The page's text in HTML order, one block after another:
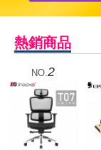
熱銷商品
NO. 2